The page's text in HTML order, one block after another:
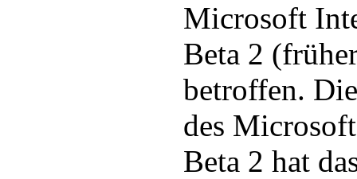
Microsoft
Beta 2
betroffen.
des
Beta 2 hat